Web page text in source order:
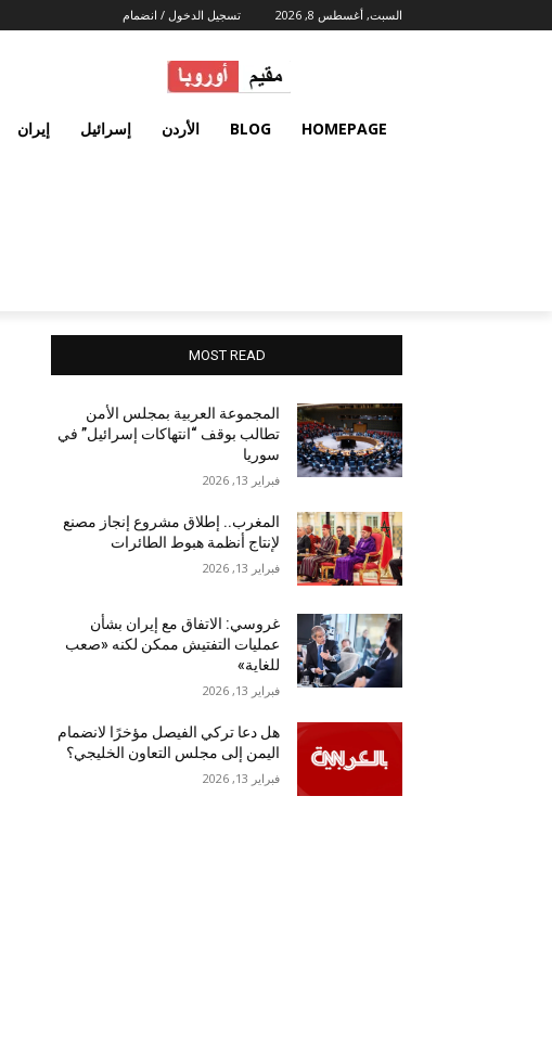
السبت, أغسطس 8, 2026 تسجيل الدخول / انضمام
HOMEPAGE
BLOG الأردن إسرائيل إيران
MOST READ
المجموعة العربية بمجلس الأمن
تطالب بوقف “انتهاكات إسرائيل” في
سوريا
فبراير 13, 2026
المغرب.. إطلاق مشروع إنجاز مصنع
لإنتاج أنظمة هبوط الطائرات
فبراير 13, 2026
غروسي: الاتفاق مع إيران بشأن
عمليات التفتيش ممكن لكنه «صعب
للغاية»
فبراير 13, 2026
هل دعا تركي الفيصل مؤخرًا لانضمام
اليمن إلى مجلس التعاون الخليجي؟
فبراير 13, 2026